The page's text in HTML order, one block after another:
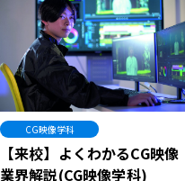
CG映像学科
【来校】よくわかるCG映像
業界解説(CG映像学科)